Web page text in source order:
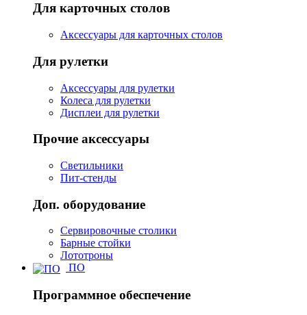
Для карточных столов
Аксессуары для карточных столов
Для рулетки
Аксессуары для рулетки
Колеса для рулетки
Дисплеи для рулетки
Прочие аксессуары
Светильники
Пит-стенды
Доп. оборудование
Сервировочные столики
Барные стойки
Лототроны
ПО
Программное обеспечение